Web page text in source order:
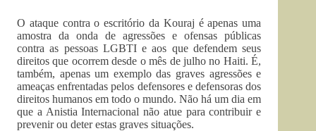
O ataque contra o escritório da Kouraj é apenas uma
amostra da onda de agressões e ofensas públicas
contra as pessoas LGBTI e aos que defendem seus
direitos que ocorrem desde o mês de julho no Haiti. É,
também, apenas um exemplo das graves agressões e
ameaças enfrentadas pelos defensores e defensoras dos
direitos humanos em todo o mundo. Não há um dia em
que a Anistia Internacional não atue para contribuir e
prevenir ou deter estas graves situações.